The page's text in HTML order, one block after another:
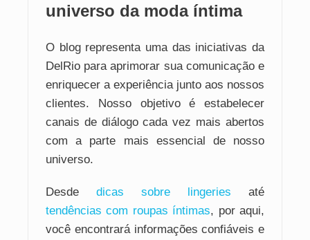
universo da moda íntima
O blog representa uma das iniciativas da
DelRio para aprimorar sua comunicação e
enriquecer a experiência junto aos nossos
clientes. Nosso objetivo é estabelecer
canais de diálogo cada vez mais abertos
com a parte mais essencial de nosso
universo.
Desde dicas sobre lingeries até
tendências com roupas íntimas, por aqui,
você encontrará informações confiáveis e